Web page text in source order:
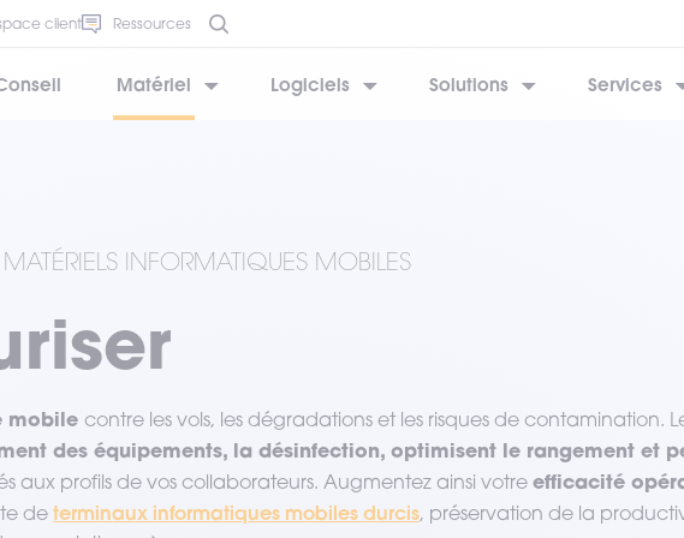
client Ressources
Matériel Logiciels Solutions Services
INFORMATIQUES MOBILES
mobile contre les vols, les dégradations et les risques de contamination.
des équipements, la désinfection, optimisent le rangement et
aux profils de vos collaborateurs. Augmentez ainsi votre efficacité
de terminaux informatiques mobiles durcis, préservation de la